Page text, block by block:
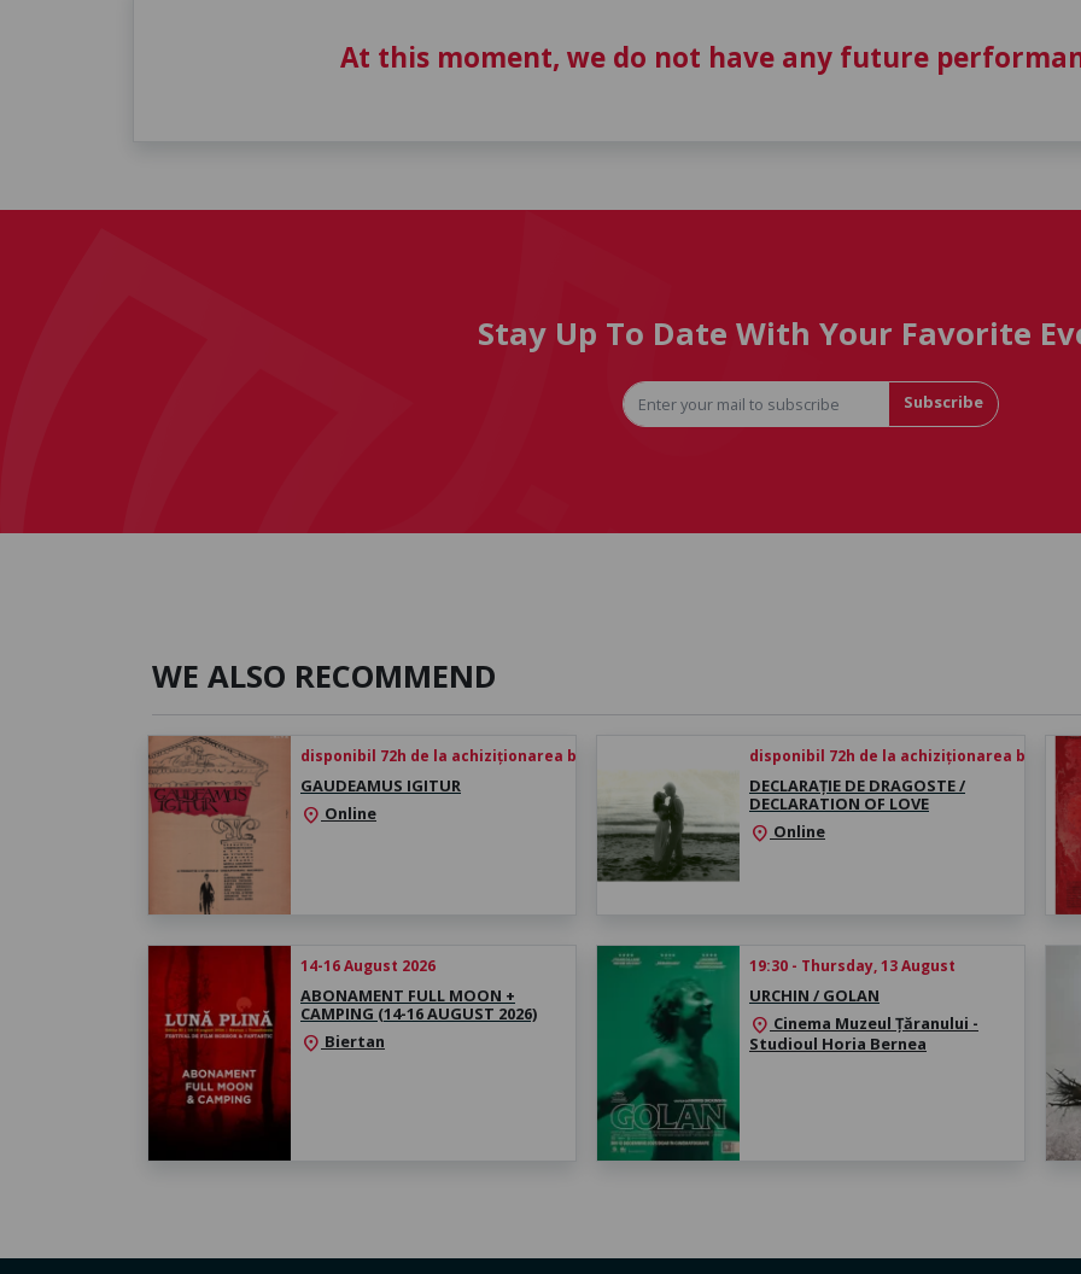
At this moment, we do not have any future
Stay Up To Date With Your Favorite
Subscribe
WE ALSO RECOMMEND
disponibil 72h de la achiziționarea biletului
GAUDEAMUS IGITUR
location_on Online
disponibil 72h de la achiziționarea biletului
DECLARAȚIE DE DRAGOSTE /
DECLARATION OF LOVE
location_on Online
14-16 August 2026
ABONAMENT FULL MOON +
CAMPING (14-16 AUGUST 2026)
location_on Biertan
19:30 - Thursday, 13 August
URCHIN / GOLAN
location_on Cinema Muzeul Țăranului -
Studioul Horia Bernea